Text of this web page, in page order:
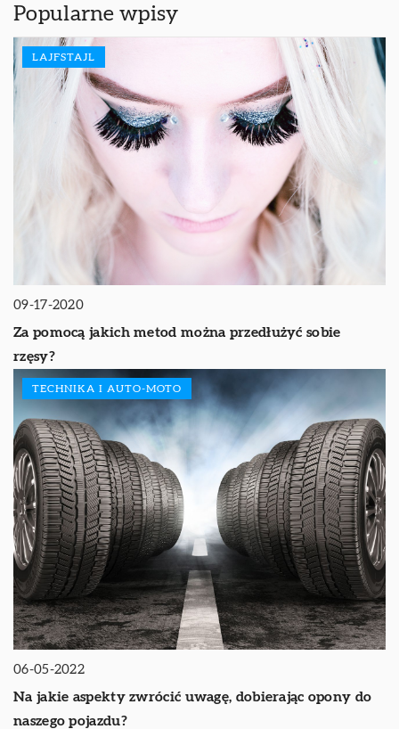
Popularne wpisy
LAJFSTAJL
09-17-2020
Za pomocą jakich metod można przedłużyć sobie
rzęsy?
TECHNIKA I AUTO-MOTO
06-05-2022
Na jakie aspekty zwrócić uwagę, dobierając opony do
naszego pojazdu?